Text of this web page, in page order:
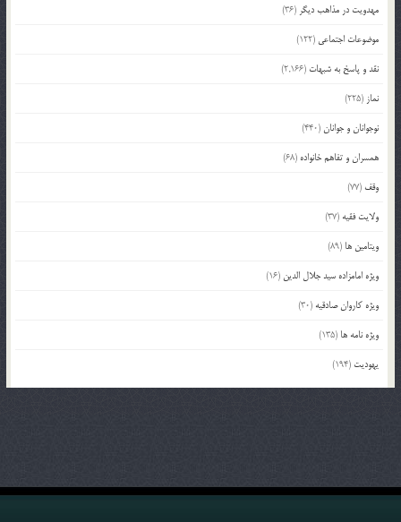
مهدویت در مذاهب دیگر (36)
موضوعات اجتماعی (122)
نقد و پاسخ به شبهات (2,166)
نماز (225)
نوجوانان و جوانان(440)
همسران و تفاهم خانواده (68)
وقف (77)
ولایت فقیه (37)
ویتامین ها (89)
ویژه امامزاده سید جلال الدین (16)
ویژه کاروان صادقیه (30)
ویژه نامه ها (135)
یهودیت (194)